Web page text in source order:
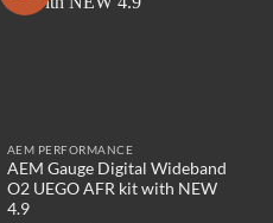
AEM PERFORMANCE
AEM Gauge Digital Wideband
O2 UEGO AFR kit with NEW
4.9